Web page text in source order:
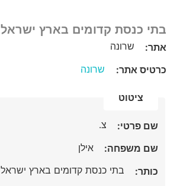
בתי כנסת קדומים בארץ ישראל
אתר: שרונה
כרטיס אתר: שרונה
ציטוט
שם פרטי: צ.
שם משפחה: אילן
כותר: בתי כנסת קדומים בארץ ישראל